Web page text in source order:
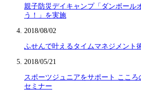
親子防災デイキャンプ「ダンボール
う！」を実施
2018/08/02
ふせんで叶えるタイムマネジメント
2018/05/21
スポーツジュニアをサポート ここ
セミナー